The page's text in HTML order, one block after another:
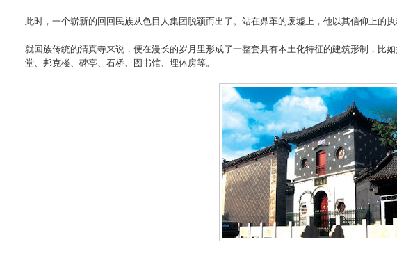
此时，一个崭新的回回民族从色目人集团脱颖而出了。站在鼎革的废墟上，他以其信仰上的
就回族传统的清真寺来说，便在漫长的岁月里形成了一整套具有本土化特征的建筑形制，比
堂、邦克楼、碑亭、石桥、图书馆、埋体房等。